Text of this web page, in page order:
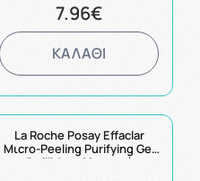
7.96€
ΚΑΛΑΘΙ
La Roche Posay Effaclar
Μιcro-Peeling Purifying Gel
Refill Ανταλλακτικό